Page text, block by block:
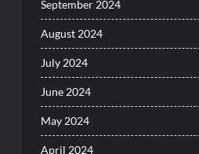
September 2024
August 2024
July 2024
June 2024
May 2024
April 2024